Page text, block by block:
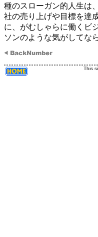
種のスローガン的人生は
社の売り上げや目標を達
に、がむしゃらに働くビ
ソンのような気がしてな
This